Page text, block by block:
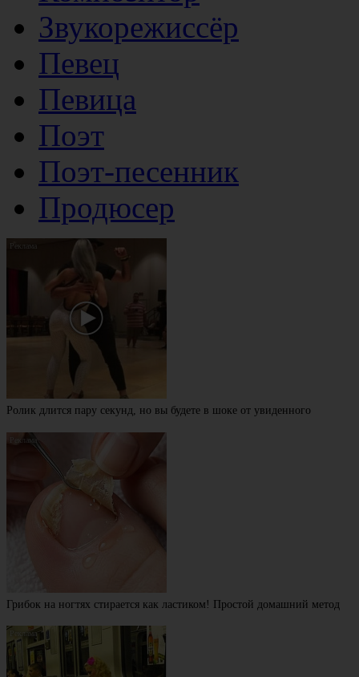
Звукорежиссёр
Певец
Певица
Поэт
Поэт-песенник
Продюсер
Ролик длится пару секунд, но вы будете в шоке от увиденного
Грибок на ногтях стирается как ластиком! Простой домашний метод